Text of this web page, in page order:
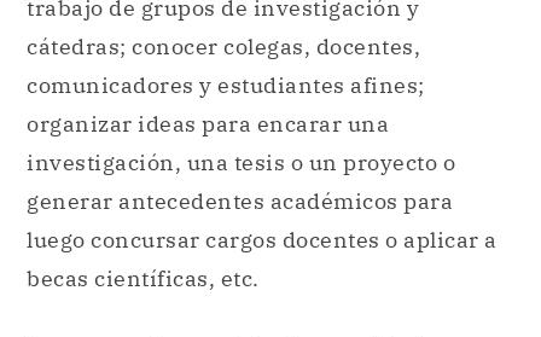
trabajo de grupos de investigación y
cátedras; conocer colegas, docentes,
comunicadores y estudiantes afines;
organizar ideas para encarar una
investigación, una tesis o un proyecto o
generar antecedentes académicos para
luego concursar cargos docentes o aplicar a
becas científicas, etc.